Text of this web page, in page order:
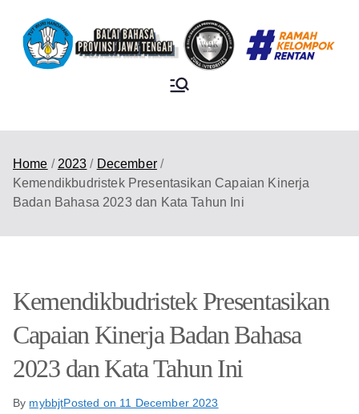
TENGAH
Home 2023
December
Kemendikbudristek Presentasikan Capaian Kinerja
Badan Bahasa 2023 dan Kata Tahun Ini
Kemendikbudristek Presentasikan
Capaian Kinerja Badan Bahasa
2023 dan Kata Tahun Ini
By mybbjtPosted on 11 December 2023